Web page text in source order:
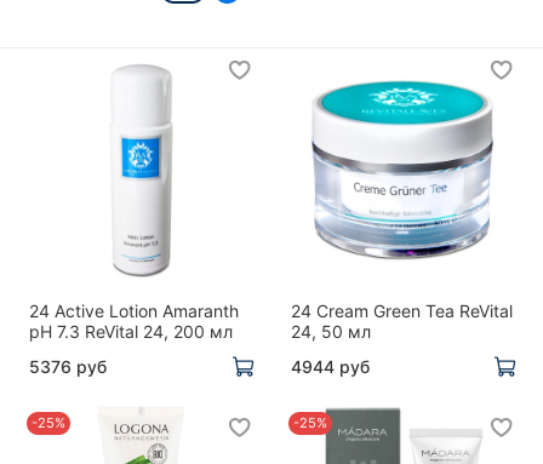
24 Active Lotion Amaranth
pH 7.3 ReVital 24, 200 мл
5376 руб
24 Cream Green Tea ReVital
24, 50 мл
4944 руб
-25% -25%